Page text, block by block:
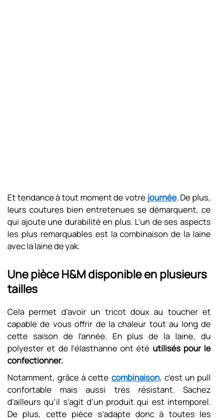
Et tendance à tout moment de votre journée. De plus,
leurs coutures bien entretenues se démarquent, ce
qui ajoute une durabilité en plus. L’un de ses aspects
les plus remarquables est la combinaison de la laine
avec la laine de yak.
Une pièce H&M disponible en plusieurs
tailles
Cela permet d’avoir un tricot doux au toucher et
capable de vous offrir de la chaleur tout au long de
cette saison de l’année. En plus de la laine, du
polyester et de l’élasthanne ont été utilisés pour le
confectionner.
Notamment, grâce à cette combinaison, c’est un pull
confortable mais aussi très résistant. Sachez
d’ailleurs qu’il s’agit d’un produit qui est intemporel.
De plus, cette pièce s’adapte donc à toutes les